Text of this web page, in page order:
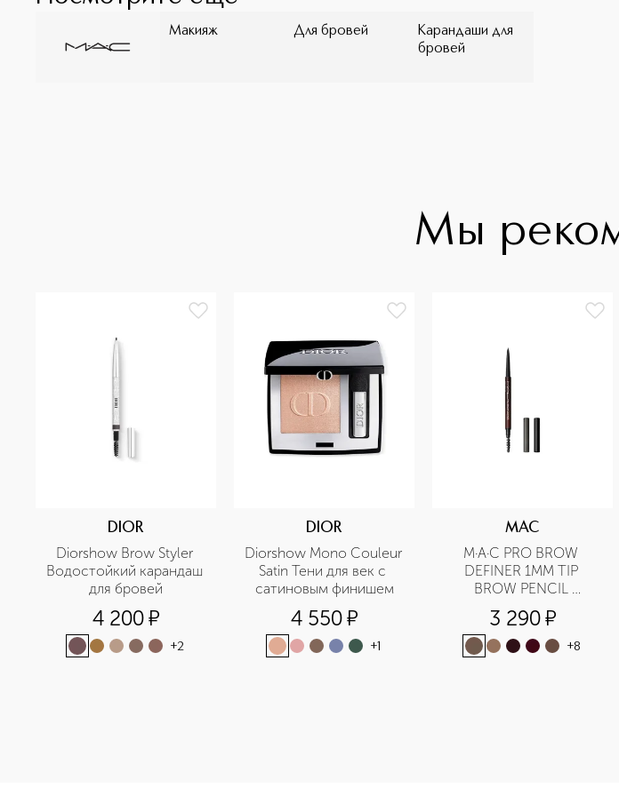
Макияж Для бровей
Карандаши для
бровей
Мы
DIOR
Diorshow Brow Styler
Водостойкий карандаш
для бровей
4 200¤
+2
DIOR
Diorshow Mono Couleur
Satin Тени для век с
сатиновым финишем
4 550¤
+1
MAC
M·A·C PRO BROW
DEFINER 1MM TIP
BROW PENCIL
Карандаш для бровей
3 290¤
+8